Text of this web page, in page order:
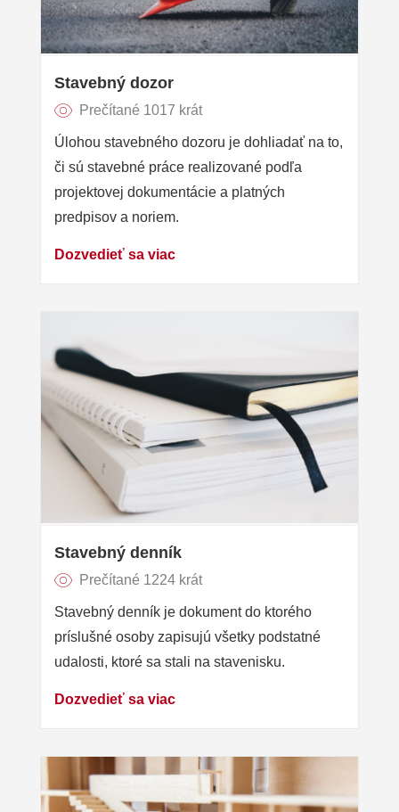
Stavebný dozor
Prečítané 1017 krát
Úlohou stavebného dozoru je dohliadať na to,
či sú stavebné práce realizované podľa
projektovej dokumentácie a platných
predpisov a noriem.
Dozvedieť sa viac
Stavebný denník
Prečítané 1224 krát
Stavebný denník je dokument do ktorého
príslušné osoby zapisujú všetky podstatné
udalosti, ktoré sa stali na stavenisku.
Dozvedieť sa viac